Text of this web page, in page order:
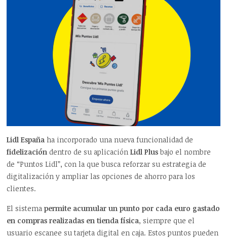
Lidl España ha incorporado una nueva funcionalidad de
fidelización dentro de su aplicaciónLidl Plusbajo el nombre
de “Puntos Lidl”, con la que busca reforzar su estrategia de
digitalización y ampliar las opciones de ahorro para los
clientes.
El sistemapermite acumular un punto por cada euro gastado
en compras realizadas en tienda física, siempre que el
usuario escanee su tarjeta digital en caja. Estos puntos pueden